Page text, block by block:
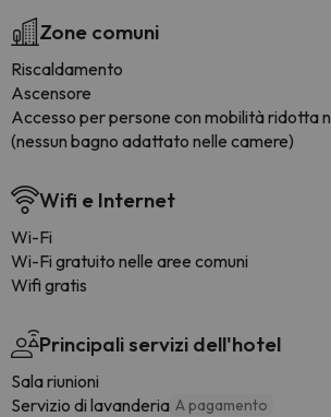
Zone comuni
Riscaldamento
Ascensore
Accesso per persone con mobilità ridotta
(nessun bagno adattato nelle camere)
Wifi e Internet
Wi-Fi
Wi-Fi gratuito nelle aree comuni
Wifi gratis
Principali servizi dell'hotel
Sala riunioni
Servizio di lavanderia A pagamento